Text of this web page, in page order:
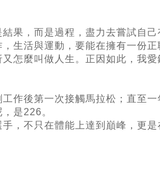
果，而是過程，盡力去嘗試自
生活與運動，要能在擁有一份正
怎麼叫做人生。正因如此，我
作後第一次接觸馬拉松；直至
是226。
，不只在體能上達到巔峰，更